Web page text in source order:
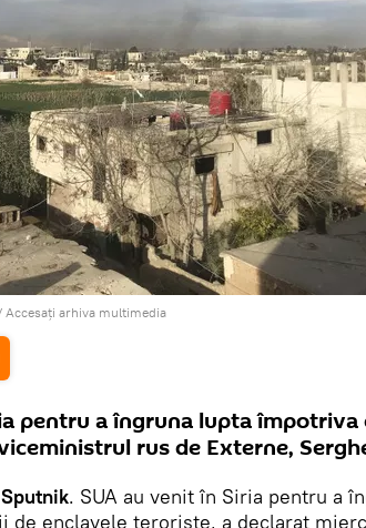
Accesați arhiva multimedia
pentru a îngruna lupta împotriva
rus de Externe,
. SUA au venit în Siria pentru a
de enclavele teroriste, a declarat